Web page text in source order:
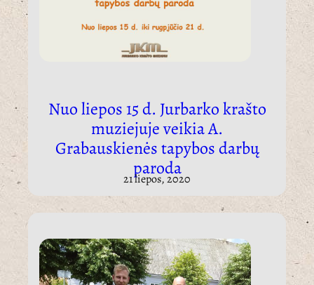
Nuo liepos 15 d. Jurbarko krašto
muziejuje veikia A.
Grabauskienės tapybos darbų
paroda
21 liepos, 2020